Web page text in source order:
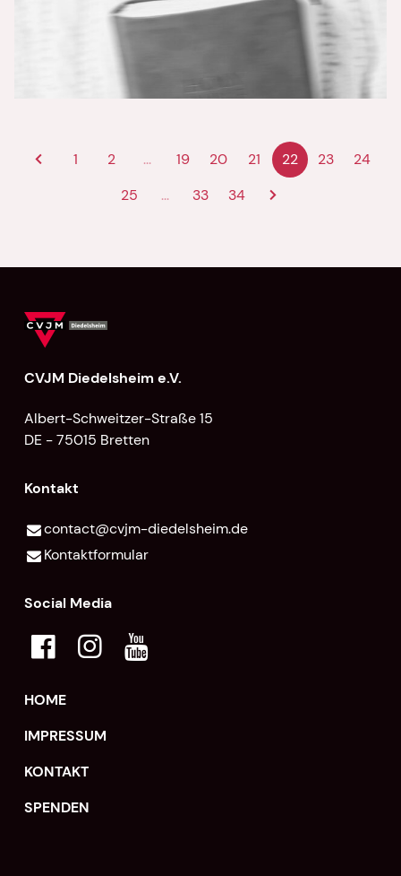
Schritt 3: Sich der Motivation des
Kreuzes bewusst werden
1 2 ... 19 20 21 22 23
24
25
... 33 34
CVJM Diedelsheim e.V.
Albert-Schweitzer-Straße 15
DE - 75015 Bretten
Kontakt
contact@​cvjm-diedelsheim.​de
Kontaktformular
Social Media
HOME
IMPRESSUM
KONTAKT
SPENDEN